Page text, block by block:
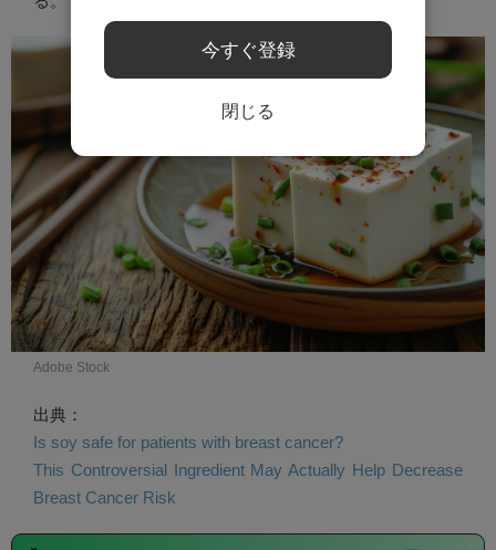
Adobe Stock
出典：
Is soy safe for patients with breast cancer?
This Controversial Ingredient May Actually Help Decrease
Breast Cancer Risk
今すぐ登録
閉じる